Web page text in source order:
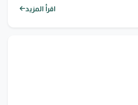
اقرأ المزيد